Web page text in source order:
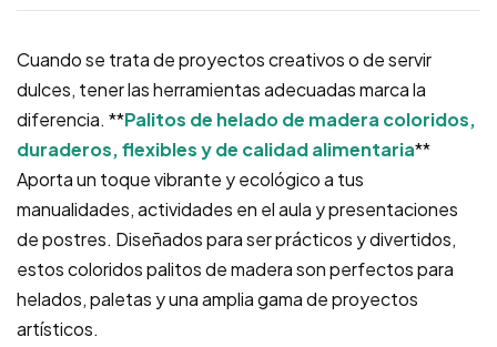
Cuando se trata de proyectos creativos o de servir
dulces, tener las herramientas adecuadas marca la
diferencia. **Palitos de helado de madera coloridos,
duraderos, flexibles y de calidad alimentaria**
Aporta un toque vibrante y ecológico a tus
manualidades, actividades en el aula y presentaciones
de postres. Diseñados para ser prácticos y divertidos,
estos coloridos palitos de madera son perfectos para
helados, paletas y una amplia gama de proyectos
artísticos.